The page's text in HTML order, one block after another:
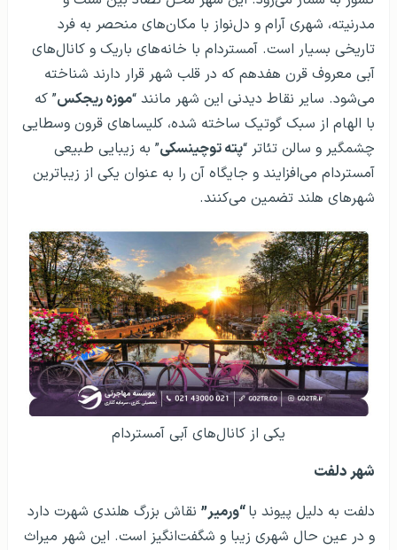
مدرنیته، شهری آرام و دل‌نواز با مکان‌های منحصر به فرد
تاریخی بسیار است. آمستردام با خانه‌های باریک و کانال‌های
آبی معروف قرن هفدهم که در قلب شهر قرار دارند شناخته
می‌شود. سایر نقاط دیدنی این شهر مانند “موزه ریجکس” که
با الهام از سبک گوتیک ساخته شده، کلیساهای قرون وسطایی
چشمگیر و سالن تئاتر “پته توچینسکی” به زیبایی طبیعی
آمستردام می‌افزایند و جایگاه آن را به عنوان یکی از زیباترین
شهرهای هلند تضمین می‌کنند.
یکی از کانال‌های آبی آمستردام
شهر دلفت
دلفت به دلیل پیوند با“ورمیر” نقاش بزرگ هلندی شهرت دارد
و در عین حال شهری زیبا و شگفت‌انگیز است. این شهر میراث